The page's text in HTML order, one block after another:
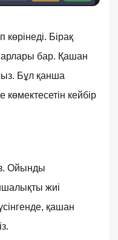
Бірақ
бар. Қашан
Бұл қанша
көмектесетін кейбір
Ойынды
жиі
қашан